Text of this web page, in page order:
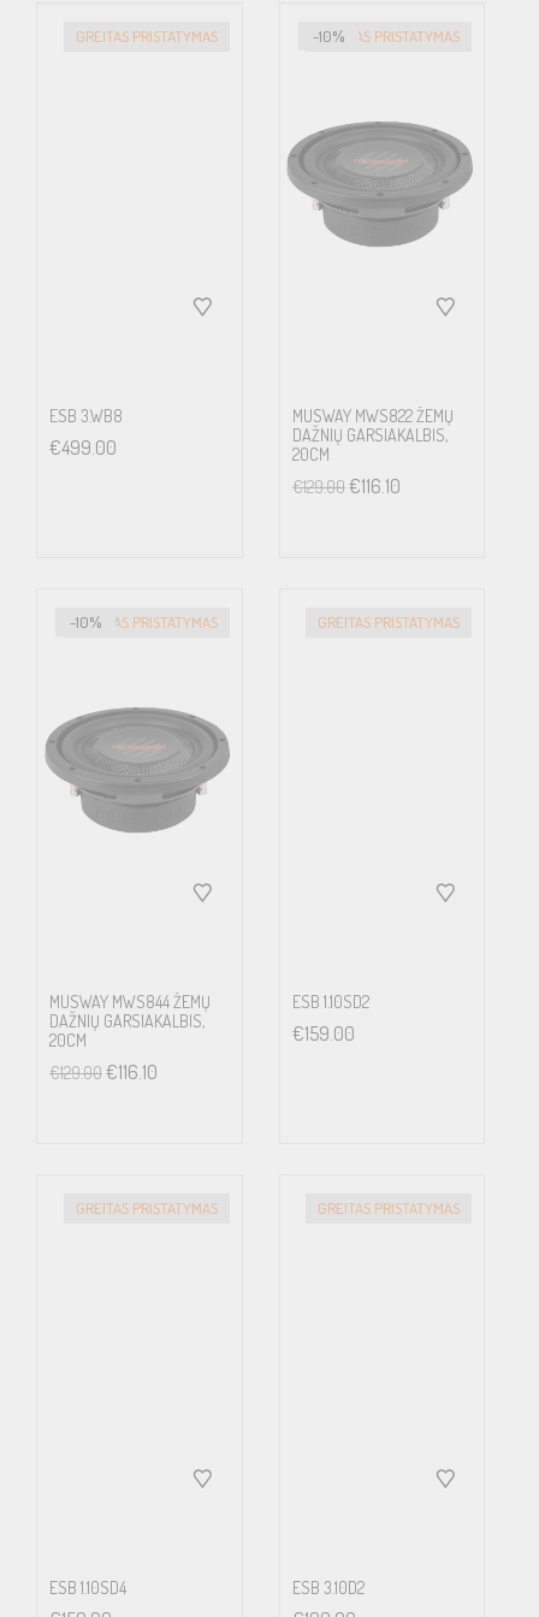
GREITAS PRISTATYMAS
ESB 3.WB8
€499.00
-10%
GREITAS PRISTATYMAS
MUSWAY MWS822 ŽEMŲ
DAŽNIŲ GARSIAKALBIS,
20CM
€129.00 €116.10
-10%
GREITAS PRISTATYMAS
MUSWAY MWS844 ŽEMŲ
DAŽNIŲ GARSIAKALBIS,
20CM
€129.00€116.10
GREITAS PRISTATYMAS
ESB 1.10SD2
€159.00
GREITAS PRISTATYMAS
ESB 1.10SD4
GREITAS PRISTATYMAS
ESB 3.10D2